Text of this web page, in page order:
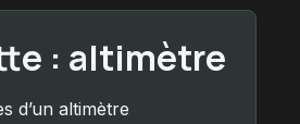
: altimètre
d’un altimètre